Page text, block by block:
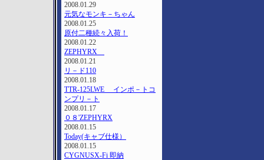
2008.01.29
元気なモンキ－ちゃん
2008.01.25
原付二種続々入荷！
2008.01.22
ZEPHYRΧ
2008.01.21
リ－ド110
2008.01.18
TTR-125LWE インポ－トコ
ンプリ－ト
2008.01.17
０８'ZEPHYRΧ
2008.01.15
Today(キャブ仕様）
2008.01.15
CYGNUSX-Fi 即納